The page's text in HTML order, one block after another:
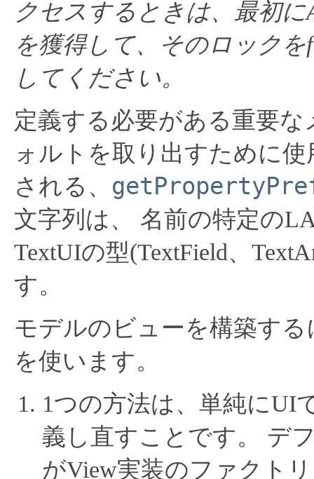
クセスするときは、最初に
を獲得して、そのロック
してください。
定義する必要がある重要な
ォルトを取り出すために
される、
文字列は、
名前の特定の
TextUIの型(TextField、
す。
モデルのビューを構築す
を使います。
1つの方法は、単純にUI
義し直すことです。
デ
がView実装のファクト